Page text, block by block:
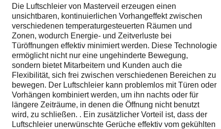
Luftschleier für Kühlräume
Luftschleier für Tiefkühlräume
Luftschleier für große Industrietore
Luftschleier für Eingänge
Lkw-Luftschleier
Zubehör, das unsere Luftschleier ergänzt
Luftschleier
AS-K Luftschleier – Externe Lüftereinheit
ASE-K Luftschleier – Externe Lüftereinheit
AC 1000 Luftschleier
COMPACT 330 Luftschleier
COMPACT 400 Luftschleier
ELLIPS 380 Luftschleier
MTC Luftschleier
Nachrichten
Masterveil
Success stories
Über uns
Über uns
Datenschutz-bestimmungen
Nachhaltigkeit
Kontakt
Die Luftschleier von Masterveil erzeugen einen
unsichtbaren, kontinuierlichen Vorhangeffekt zwischen
verschiedenen temperaturgesteuerten Räumen und
Zonen, wodurch Energie- und Zeitverluste bei
Türöffnungen effektiv minimiert werden. Diese Technologie
ermöglicht nicht nur eine ungehinderte Bewegung,
sondern bietet Mitarbeitern und Kunden auch die
Flexibilität, sich frei zwischen verschiedenen Bereichen zu
bewegen. Der Luftschleier kann problemlos mit Türen oder
Vorhängen kombiniert werden, um ihn nachts oder für
längere Zeiträume, in denen die Öffnung nicht benutzt
wird, zu schließen. . Ein zusätzlicher Vorteil ist, dass der
Luftschleier unerwünschte Gerüche effektiv vom gekühlten